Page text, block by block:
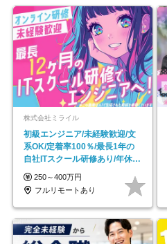
株式会社ミライル
初級エンジニア/未経験歓迎/文
系OK/定着率100％/最長1年の
自社ITスクール研修あり/年休
130日
250～400万円
フルリモートあり